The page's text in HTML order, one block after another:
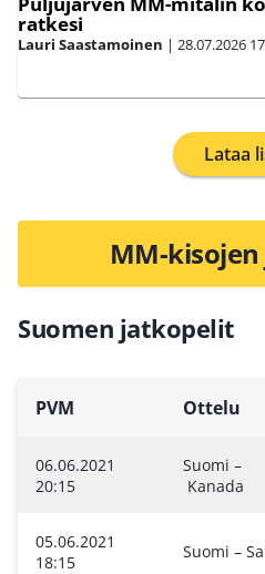
ratkesi
Lauri Saastamoinen | 28.07.2026
Lataa
MM-
Suomen jatkopelit
PVM Ottelu
06.06.2021
20:15
Suomi –
Kanada
05.06.2021
18:15
Suomi –